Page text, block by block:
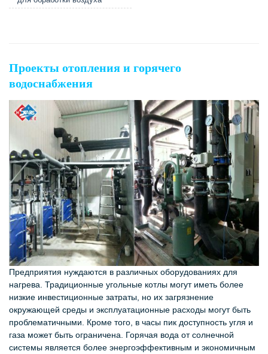
Проекты отопления и горячего
водоснабжения
Предприятия нуждаются в различных оборудованиях для
нагрева. Традиционные угольные котлы могут иметь более
низкие инвестиционные затраты, но их загрязнение
окружающей среды и эксплуатационные расходы могут быть
проблематичными. Кроме того, в часы пик доступность угля и
газа может быть ограничена. Горячая вода от солнечной
системы является более энергоэффективным и экономичным